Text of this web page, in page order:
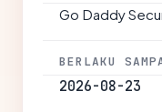
Go Daddy
BERLAKU
2026-08-23